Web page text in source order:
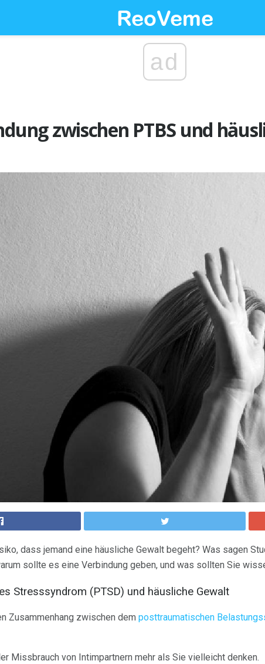
ad
zwischen PTBS und
dass jemand eine häusliche Gewalt begeht? Was sagen
sollte es eine Verbindung geben, und was sollten Sie
Stresssyndrom (PTSD) und häusliche Gewalt
Zusammenhang zwischen dem posttraumatischen
Missbrauch von Intimpartnern mehr als Sie vielleicht denken.